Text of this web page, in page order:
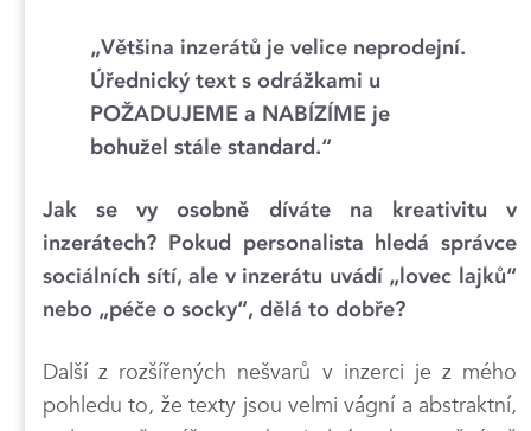
„Většina inzerátů je velice neprodejní.
Úřednický text s odrážkami u
POŽADUJEME a NABÍZÍME je
bohužel stále standard.“
Jak se vy osobně díváte na kreativitu v
inzerátech? Pokud personalista hledá správce
sociálních sítí, ale v inzerátu uvádí „lovec lajků“
nebo „péče o socky“, dělá to dobře?
Další z rozšířených nešvarů v inzerci je z mého
pohledu to, že texty jsou velmi vágní a abstraktní,